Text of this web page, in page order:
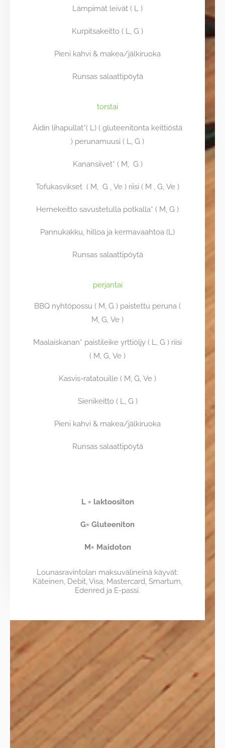
Lämpimät leivät ( L )
Kurpitsakeitto ( L, G )
Pieni kahvi & makea/jälkiruoka
Runsas salaattipöytä
torstai
Äidin lihapullat*( L) ( gluteenitonta keittiöstä
) perunamuusi ( L, G )
Kanansiivet* ( M, G )
Tofukasvikset ( M, G , Ve ) riisi ( M , G, Ve )
Hernekeitto savustetulla potkalla* ( M, G )
Pannukakku, hilloa ja kermavaahtoa (L)
Runsas salaattipöytä
perjantai
BBQ nyhtöpossu ( M, G ) paistettu peruna (
M, G, Ve )
Maalaiskanan* paistileike yrttiöljy ( L, G ) riisi
( M, G, Ve )
Kasvis-ratatouille ( M, G, Ve )
Sienikeitto ( L, G )
Pieni kahvi & makea/jälkiruoka
Runsas salaattipöytä
L = laktoositon
G= Gluteeniton
M= Maidoton
Lounasravintolan maksuvälineinä käyvät:
Käteinen, Debit, Visa, Mastercard, Smartum,
Edenred ja E-passi.